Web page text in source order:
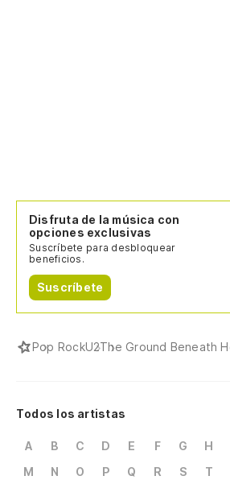
Disfruta de la música con
opciones exclusivas
Suscríbete para desbloquear
beneficios.
Suscríbete
Pop RockU2The Ground Beneath
Todos los artistas
A B C D E F G H
M
N O P Q R S T